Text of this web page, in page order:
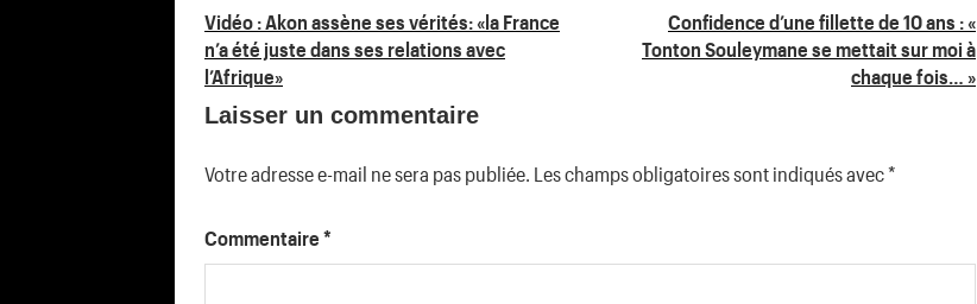
Navigation
de
l’article
Vidéo : Akon assène ses vérités: «la France
n’a été juste dans ses relations avec
l’Afrique»
Confidence d’une fillette de 10 ans : «
Tonton Souleymane se mettait sur moi à
chaque fois… »
Laisser un commentaire
Votre adresse e-mail ne sera pas publiée. Les champs obligatoires sont indiqués avec*
Commentaire *